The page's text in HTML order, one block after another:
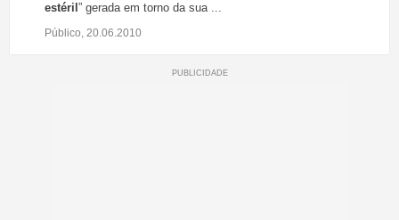
estéril ” gerada em torno da sua ...
Público, 20.06.2010